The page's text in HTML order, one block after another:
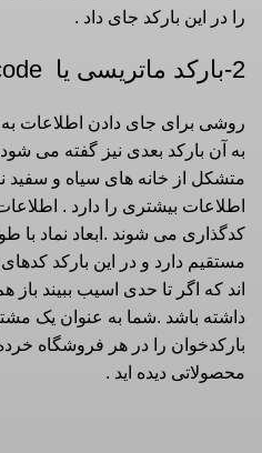
را در این بارکد جای داد .
2-بارکد ماتریسی یا QR code
روشی برای جای دادن اطلاعات
به آن بارکد بعدی نیز گفته می
متشکل از خانه های سیاه و سفید
اطلاعات بیشتری را دارد .
کدگذاری می شوند .ابعاد نماد با
مستقیم دارد و در این بارکد
اند که اگر تا حدی اسیب ببیند
داشته باشد .شما به عنوان یک
بارکدخوان را در هر فروشگاه
محصولاتی دیده اید .